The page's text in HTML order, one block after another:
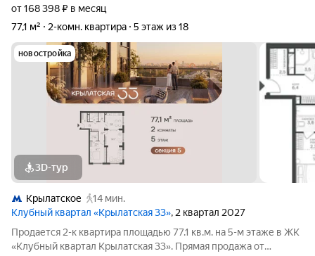
от 168 398 ₽ в месяц
77,1 м²
2-комн. квартира 5 этаж из 18
новостройка
3D-тур
Крылатское
14 мин.
Клубный квартал «Крылатская 33», 2 квартал 2027
Продается 2-к квартира площадью 77.1 кв.м. на 5-м этаже в ЖК
«Клубный квартал Крылатская 33». Прямая продажа от